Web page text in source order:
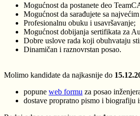
Mogućnost da postanete deo
Mogućnost da sarađujete sa
Profesionalnu obuku i usavršavanje;
Mogućnost dobijanja sertifikata za
Dobre uslove rada koji obuhvataju
Dinamičan i raznovrstan posao.
Molimo kandidate da najkasnije do
popune web formu za posao
dostave propratno pismo i biografiju